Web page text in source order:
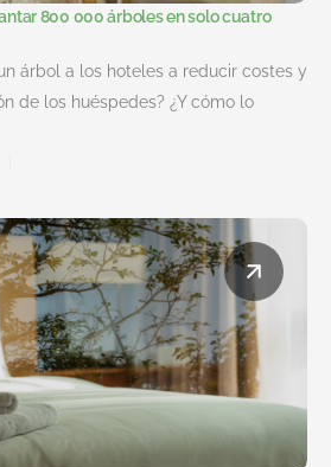
800 000 árboles en solo cuatro
árbol a los hoteles a reducir costes y
de los huéspedes? ¿Y cómo lo